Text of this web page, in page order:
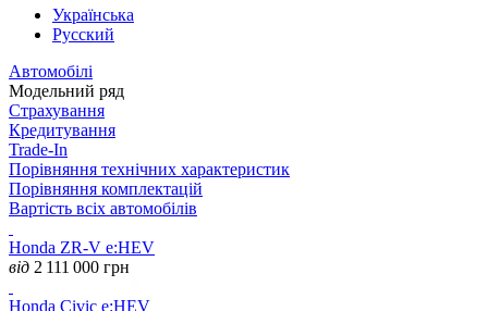
Українська
Русский
Автомобілі
Модельний ряд
Страхування
Кредитування
Trade-In
Порівняння технічних характеристик
Порівняння комплектацій
Вартість всіх автомобілів
Honda ZR-V e:HEV
від 2 111 000 грн
Honda Civic e:HEV